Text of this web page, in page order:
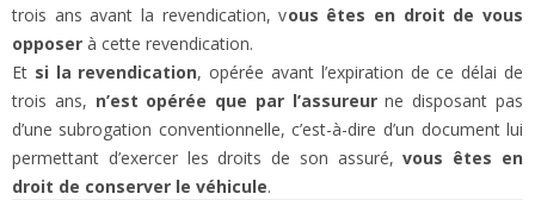
trois ans avant la revendication, vous êtes en droit de vous
opposerà cette revendication.
Et si la revendication, opérée avant l’expiration de ce délai de
trois ans, n’est opérée que par l’assureurne disposant pas
d’une subrogation conventionnelle, c’est-à-dire d’un document lui
permettant d’exercer les droits de son assuré, vous êtes en
droit de conserver le véhicule.